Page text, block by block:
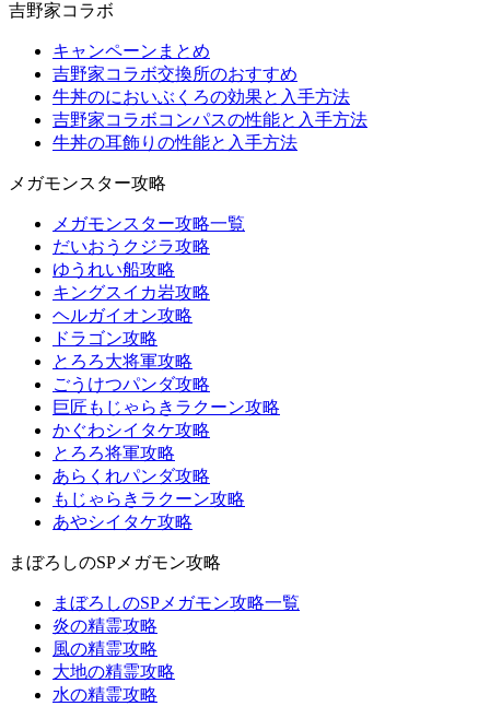
吉野家コラボ
キャンペーンまとめ
吉野家コラボ交換所のおすすめ
牛丼のにおいぶくろの効果と入手方法
吉野家コラボコンパスの性能と入手方法
牛丼の耳飾りの性能と入手方法
メガモンスター攻略
メガモンスター攻略一覧
だいおうクジラ攻略
ゆうれい船攻略
キングスイカ岩攻略
ヘルガイオン攻略
ドラゴン攻略
とろろ大将軍攻略
ごうけつパンダ攻略
巨匠もじゃらきラクーン攻略
かぐわシイタケ攻略
とろろ将軍攻略
あらくれパンダ攻略
もじゃらきラクーン攻略
あやシイタケ攻略
まぼろしのSPメガモン攻略
まぼろしのSPメガモン攻略一覧
炎の精霊攻略
風の精霊攻略
大地の精霊攻略
水の精霊攻略